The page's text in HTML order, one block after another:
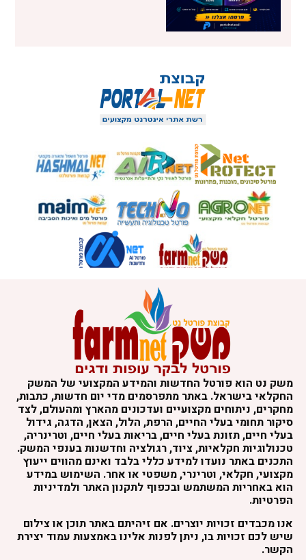
משק נט הוא פורטל החדשות והמידע המקצועי של המשק
החקלאי בישראל. באתר מתפרסמים מדי יום חדשות, כתבות,
מחקרים, ניתוחים מקצועיים ועדכונים מהארץ ומהעולם, לצד
סיקור תחומי בעלי החיים, הרפת, הלול, הצאן, הדגה, גידול
בעלי חיים, תזונת בעלי חיים, בריאות בעלי חיים, וטרינריה,
טכנולוגיות חקלאיות, ציוד, רגולציה וחדשנות בענפי המשק.
התכנים באתר נועדו למידע כללי בלבד ואינם מהווים ייעוץ
מקצועי, חקלאי, וטרינרי, משפטי או אחר. השימוש במידע
הוא באחריות המשתמש ובכפוף לתקנון האתר ולמדיניות
הפרטיות.
אנו מכבדים זכויות יוצרים. אם זיהיתם באתר תוכן או צילום
שיש לכם זכויות בו, ניתן לפנות אלינו באמצעות עמוד יצירת
הקשר.